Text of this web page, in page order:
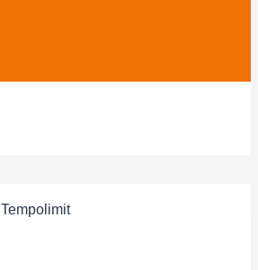
Tempolimit